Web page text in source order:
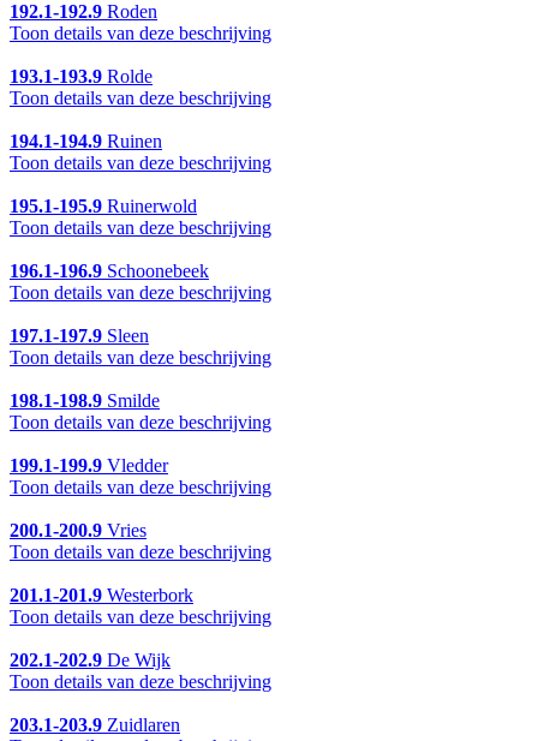
192.1-192.9 Roden
Toon details van deze beschrijving
193.1-193.9 Rolde
Toon details van deze beschrijving
194.1-194.9 Ruinen
Toon details van deze beschrijving
195.1-195.9 Ruinerwold
Toon details van deze beschrijving
196.1-196.9 Schoonebeek
Toon details van deze beschrijving
197.1-197.9 Sleen
Toon details van deze beschrijving
198.1-198.9 Smilde
Toon details van deze beschrijving
199.1-199.9 Vledder
Toon details van deze beschrijving
200.1-200.9 Vries
Toon details van deze beschrijving
201.1-201.9 Westerbork
Toon details van deze beschrijving
202.1-202.9 De Wijk
Toon details van deze beschrijving
203.1-203.9 Zuidlaren